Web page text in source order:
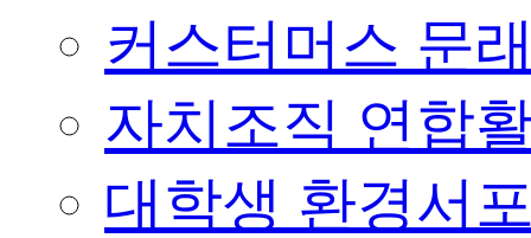
커스터머스 문
자치조직 연합
대학생 환경서